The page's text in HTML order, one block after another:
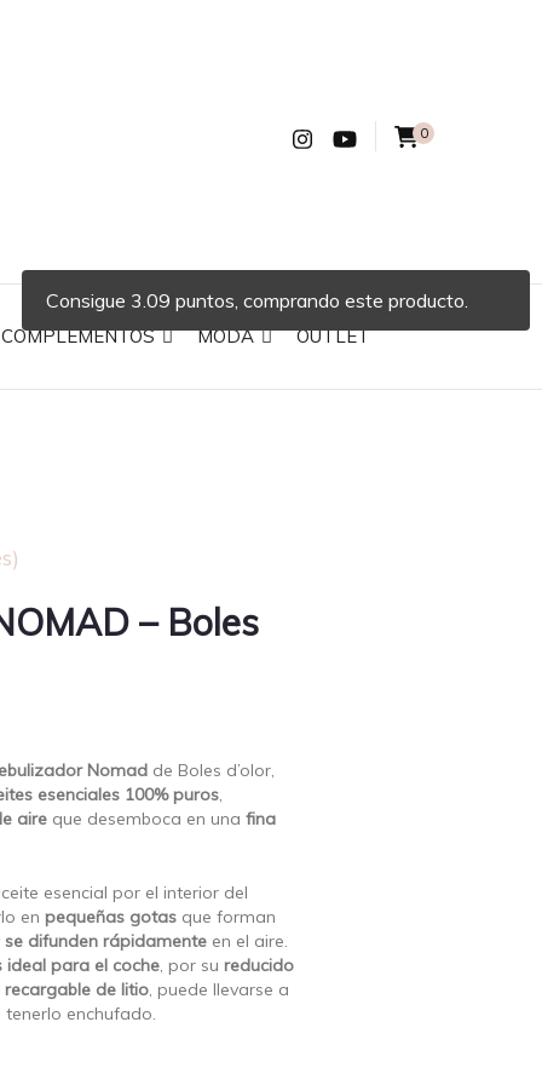
0
COMPLEMENTOS MODA OUTLET
– Boles
Nomad de Boles d’olor,
esenciales 100% puros,
aire que desemboca en unafina
esencial por el interior del
en pequeñas gotas que forman
se difunden rápidamente en el aire.
ideal para el coche, por su reducido
recargable de litio, puede llevarse a
enchufado.
Consigue 3.09 puntos, comprando este producto.